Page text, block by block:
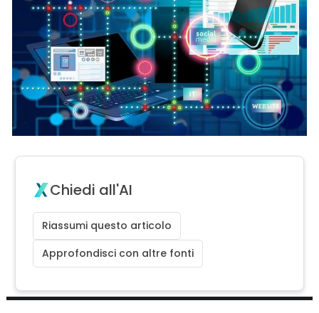
Chiedi all'AI
Riassumi questo articolo
Approfondisci con altre fonti